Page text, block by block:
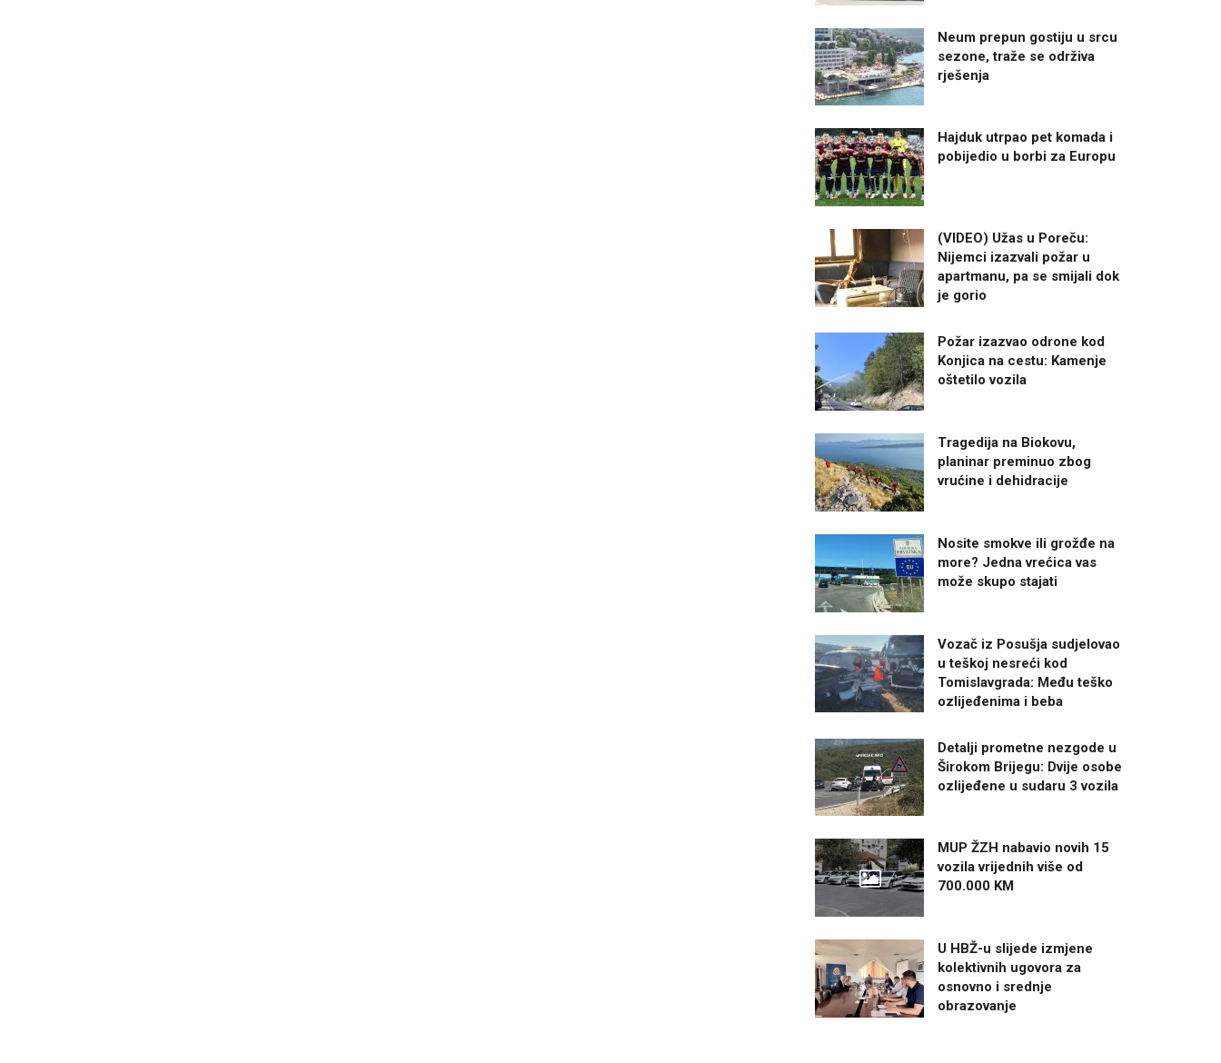
Neum prepun gostiju u srcu
sezone, traže se održiva
rješenja
Hajduk utrpao pet komada i
pobijedio u borbi za Europu
(VIDEO) Užas u Poreču:
Nijemci izazvali požar u
apartmanu, pa se smijali dok
je gorio
Požar izazvao odrone kod
Konjica na cestu: Kamenje
oštetilo vozila
Tragedija na Biokovu,
planinar preminuo zbog
vrućine i dehidracije
Nosite smokve ili grožđe na
more? Jedna vrećica vas
može skupo stajati
Vozač iz Posušja sudjelovao
u teškoj nesreći kod
Tomislavgrada: Među teško
ozlijeđenima i beba
Detalji prometne nezgode u
Širokom Brijegu: Dvije osobe
ozlijeđene u sudaru 3 vozila
MUP ŽZH nabavio novih 15
vozila vrijednih više od
700.000 KM
U HBŽ-u slijede izmjene
kolektivnih ugovora za
osnovno i srednje
obrazovanje